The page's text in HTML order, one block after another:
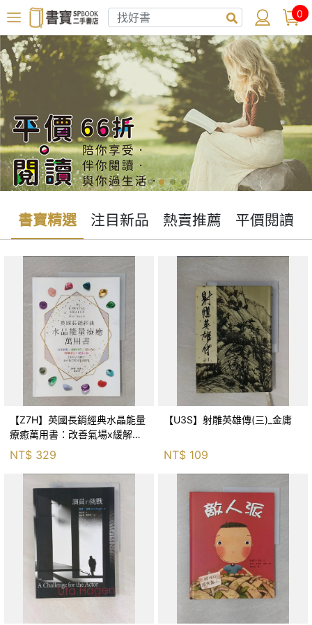
0
書寶精選 注目新品 熱賣推薦 平價閱讀
【Z7H】英國長銷經典水晶能量
療癒萬用書：改善氣場x緩解疼
痛x穩定身心x增加財富x促進人
緣，250種水晶礦石給你最完整
的生活對策_菲利
NT$ 329
【U3S】射雕英雄傳(三)_金庸
NT$ 109